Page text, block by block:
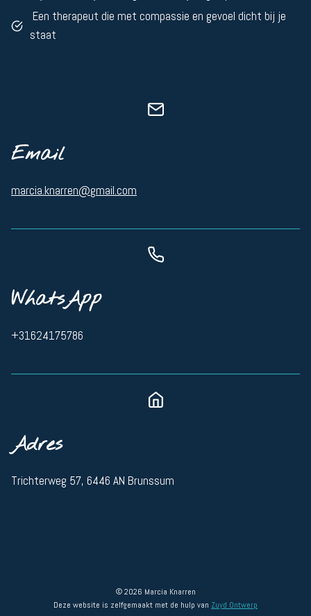
Een therapeut die met compassie en gevoel dicht bij je
staat
Email
marcia.knarren@gmail.com
WhatsApp
+31624175786
Adres
Trichterweg 57, 6446 AN Brunssum
© 2026 Marcia Knarren
Deze website is zelfgemaakt met de hulp van Zuyd Ontwerp